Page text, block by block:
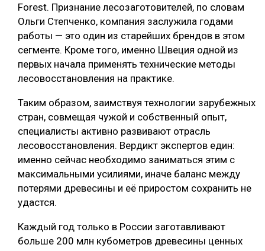
Forest. Признание лесозаготовителей, по словам
Ольги Степченко, компания заслужила годами
работы — это один из старейших брендов в этом
сегменте. Кроме того, именно Швеция одной из
первых начала применять технические методы
лесовосстановления на практике.
Таким образом, заимствуя технологии зарубежных
стран, совмещая чужой и собственный опыт,
специалисты активно развивают отрасль
лесовосстановления. Вердикт экспертов един:
именно сейчас необходимо заниматься этим с
максимальными усилиями, иначе баланс между
потерями древесины и её приростом сохранить не
удастся.
Каждый год только в России заготавливают
больше 200 млн кубометров древесины ценных